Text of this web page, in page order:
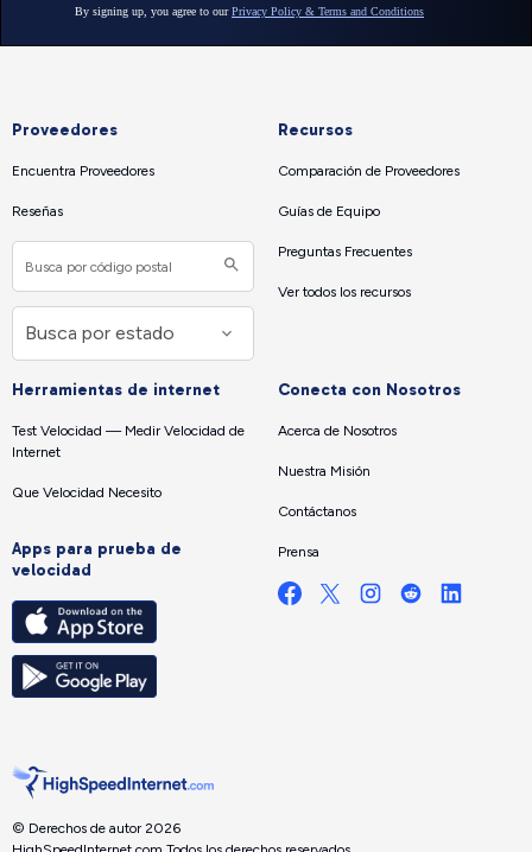
Proveedores
Encuentra Proveedores
Reseñas
Recursos
Comparación de Proveedores
Guías de Equipo
Preguntas Frecuentes
Ver todos los recursos
Herramientas de internet
Test Velocidad — Medir Velocidad de
Internet
Que Velocidad Necesito
Apps para prueba de
velocidad
Conecta con Nosotros
Acerca de Nosotros
Nuestra Misión
Contáctanos
Prensa
© Derechos de autor 2026